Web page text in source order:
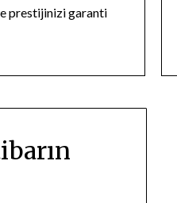
prestijinizi garanti